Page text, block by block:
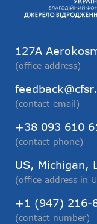
127А
(office address)
(contact email)
+38 093 610
(contact phone)
US, Michigan,
(office address in
+1 (947) 216-
(contact number)